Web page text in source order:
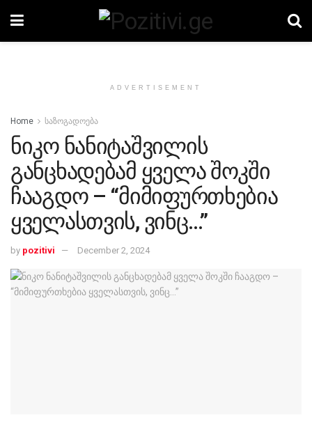
ADVERTISEMENT
Home საზოგადოება
ნიკო ნანიტაშვილის
განცხადებამ ყველა შოკში
ჩააგდო – “მიმიფურთხებია
ყველასთვის, ვინც…”
by pozitivi December 2, 2024